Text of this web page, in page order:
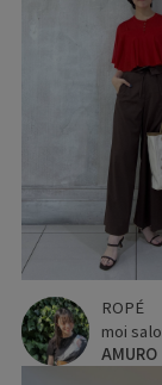
ROPÉ
AMURO